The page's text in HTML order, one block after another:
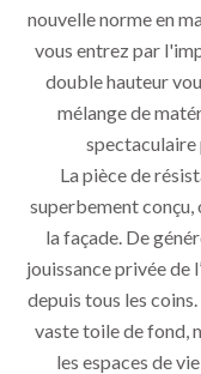
nouvelle norme en
vous entrez par
double hauteur
mélange de
spectaculaire
La pièce de
superbement
la façade. De
jouissance privée de
depuis tous les
vaste toile de fond,
les espaces de